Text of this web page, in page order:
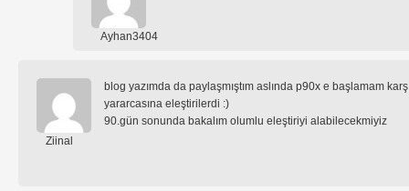
Ayhan3404
blog yazımda da paylaşmıştım aslında p90x e başlamam
yararcasına eleştirilerdi :)
90.gün sonunda bakalım olumlu eleştiriyi alabilecekmiyiz
Ziinal